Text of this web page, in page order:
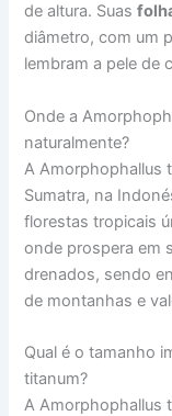
de altura. Suas
diâmetro, com um
lembram a pele de
Onde a
naturalmente?
A Amorphophallus
Sumatra, na
florestas tropicais
onde prospera em
drenados, sendo
de montanhas e
Qual é o tamanho
titanum?
A Amorphophallus